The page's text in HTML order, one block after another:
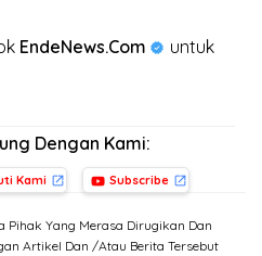
EndeNews.Com
untuk
Dengan Kami:
Kami Subscribe
Pihak Yang Merasa Dirugikan Dan
Artikel Dan /Atau Berita Tersebut